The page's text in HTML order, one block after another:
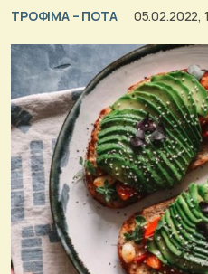
ΤΡΟΦΙΜΑ – ΠΟΤΑ 05.02.2022,